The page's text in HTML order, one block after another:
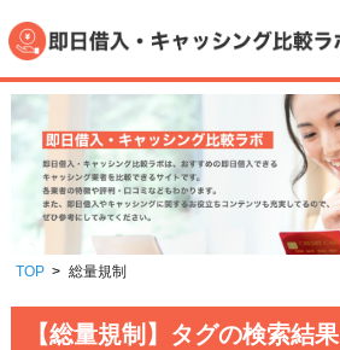
TOP 総量規制
【総量規制】タグの検索結果